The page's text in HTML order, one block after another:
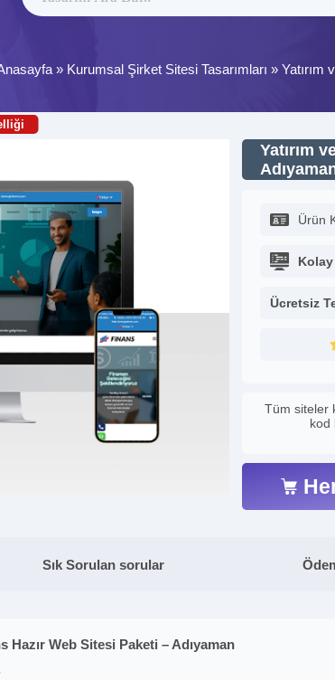
» Kurumsal Şirket Sitesi Tasarımları » Yatırım
Yatırım
Ürün
Ücretsiz
Tüm siteler
kod
Sık Sorulan sorular
Hazır Web Sitesi Paketi – Adıyaman